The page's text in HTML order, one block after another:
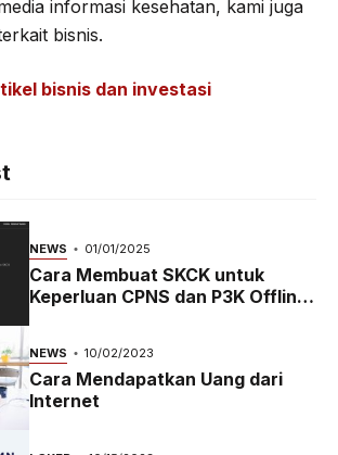
informasi kesehatan, kami juga
bisnis.
bisnis dan investasi
NEWS 01/01/2025
Cara Membuat SKCK untuk
Keperluan CPNS dan P3K Offline
NEWS 10/02/2023
Cara Mendapatkan Uang dari
Internet